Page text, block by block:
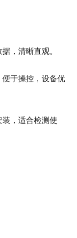
，清晰直观。
于操控，设备优
，适合检测使